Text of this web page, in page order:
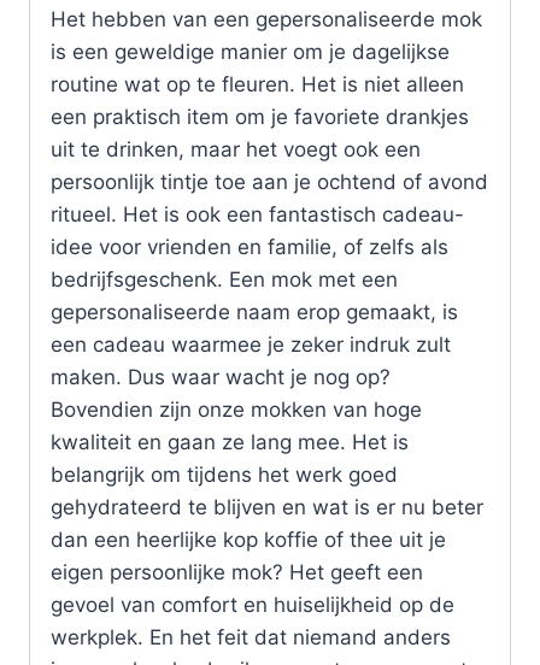
Het hebben van een gepersonaliseerde mok
is een geweldige manier om je dagelijkse
routine wat op te fleuren. Het is niet alleen
een praktisch item om je favoriete drankjes
uit te drinken, maar het voegt ook een
persoonlijk tintje toe aan je ochtend of avond
ritueel. Het is ook een fantastisch cadeau-
idee voor vrienden en familie, of zelfs als
bedrijfsgeschenk. Een mok met een
gepersonaliseerde naam erop gemaakt, is
een cadeau waarmee je zeker indruk zult
maken. Dus waar wacht je nog op?
Bovendien zijn onze mokken van hoge
kwaliteit en gaan ze lang mee. Het is
belangrijk om tijdens het werk goed
gehydrateerd te blijven en wat is er nu beter
dan een heerlijke kop koffie of thee uit je
eigen persoonlijke mok? Het geeft een
gevoel van comfort en huiselijkheid op de
werkplek. En het feit dat niemand anders